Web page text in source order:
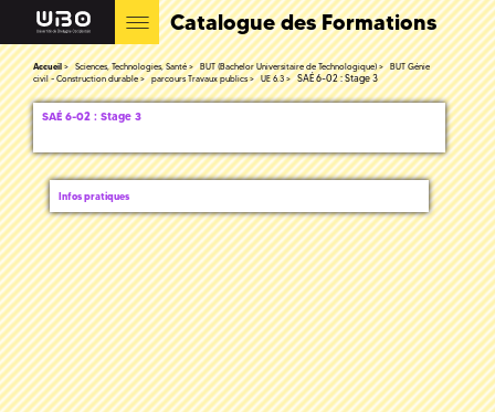
Catalogue des Formations
Accueil Sciences, Technologies, Santé BUT (Bachelor Universitaire de Technologique)
BUT Génie
civil - Construction durable
parcours Travaux publics UE 6.3 SAÉ 6-02 : Stage 3
SAÉ 6-02 : Stage 3
Infos pratiques